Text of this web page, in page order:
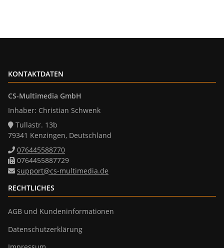
KONTAKTDATEN
CS-Multimedia GmbH
Inhaber: Christian Schwenk
Tullastr. 13b
79341 Kenzingen, Deutschland
076445588770
0764455887729
support@cs-multimedia.de
RECHTLICHES
AGB und Kundeninformationen
Datenschutzerklärung